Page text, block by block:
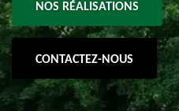
NOS RÉALISATIONS
CONTACTEZ-NOUS